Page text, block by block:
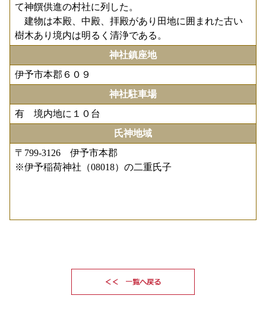
て神饌供進の村社に列した。
建物は本殿、中殿、拝殿があり田地に囲まれた古い
樹木あり境内は明るく清浄である。
神社鎮座地
伊予市本郡６０９
神社駐車場
有 境内地に１０台
氏神地域
〒799-3126 伊予市本郡
※伊予稲荷神社（08018）の二重氏子